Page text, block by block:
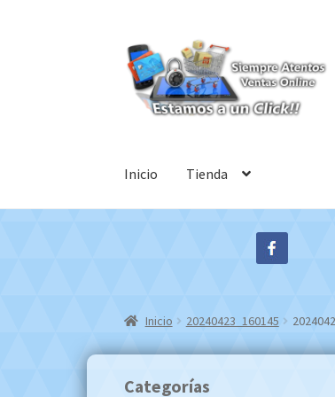
Ir
a
la
navegación
Ir
al
contenido
Inicio Tienda
Inicio 20240423_160145
Categorías